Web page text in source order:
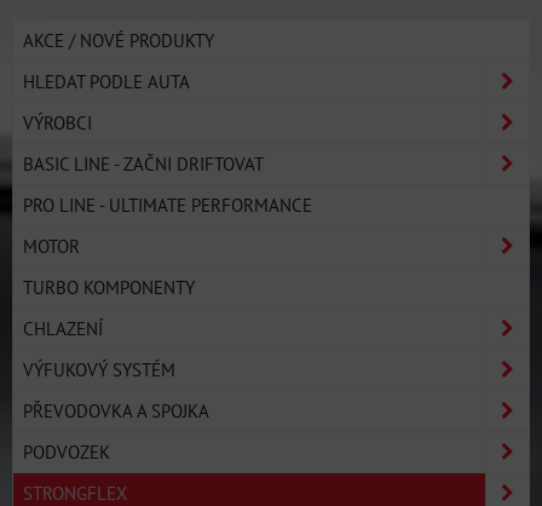
AKCE / NOVÉ PRODUKTY
HLEDAT PODLE AUTA
VÝROBCI
BASIC LINE - ZAČNI DRIFTOVAT
PRO LINE - ULTIMATE PERFORMANCE
MOTOR
TURBO KOMPONENTY
CHLAZENÍ
VÝFUKOVÝ SYSTÉM
PŘEVODOVKA A SPOJKA
PODVOZEK
STRONGFLEX